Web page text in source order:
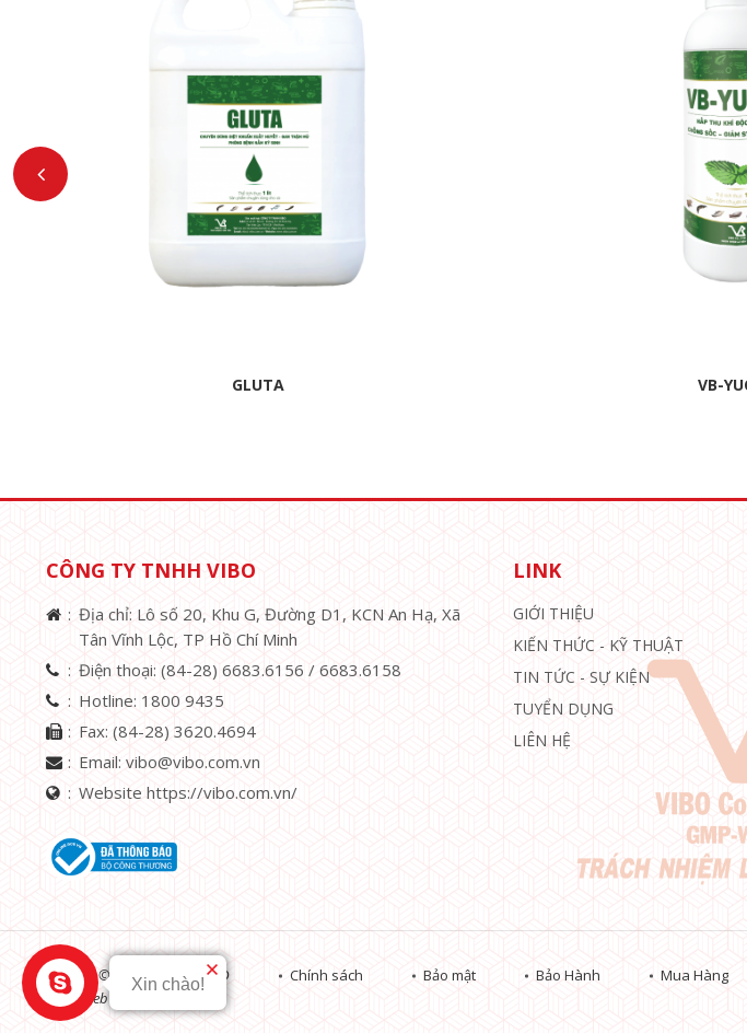
GLUTA VB-
CÔNG TY TNHH VIBO
Địa chỉ: Lô số 20, Khu G, Đường D1, KCN An Hạ, Xã
Tân Vĩnh Lộc, TP Hồ Chí Minh
Điện thoại: (84-28) 6683.6156 / 6683.6158
Hotline: 1800 9435
Fax: (84-28) 3620.4694
Email: vibo@vibo.com.vn
Website https://vibo.com.vn/
LINK
GIỚI THIỆU
KIẾN THỨC - KỸ THUẬT
TIN TỨC - SỰ KIỆN
TUYỂN DỤNG
LIÊN HỆ
Copyright © 2019 VIBO CO.,LTD
Thiết kế web :
Chính sách Bảo mật Bảo Hành Mua Hàng
Xin chào!